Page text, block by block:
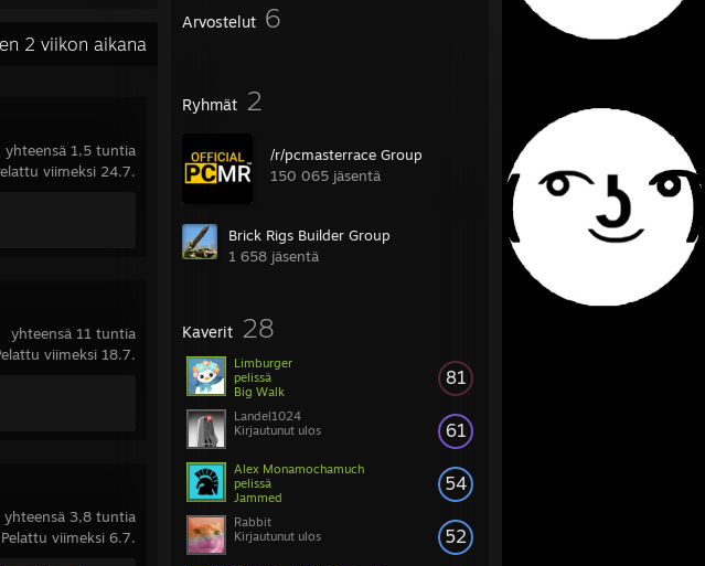
Arvostelut 6
Ryhmät 2
/r/pcmasterrace Group
150 065 jäsentä
Brick Rigs Builder Group
1 658 jäsentä
Kaverit 28
81
Limburger
pelissä
Big Walk
61
Landel1024
Kirjautunut ulos
54
Alex Monamochamuch
pelissä
Jammed
52
Rabbit
Kirjautunut ulos
2 viikon aikana
yhteensä 1,5 tuntia
viimeksi 24.7.
yhteensä 11 tuntia
viimeksi 18.7.
yhteensä 3,8 tuntia
Pelattu viimeksi 6.7.